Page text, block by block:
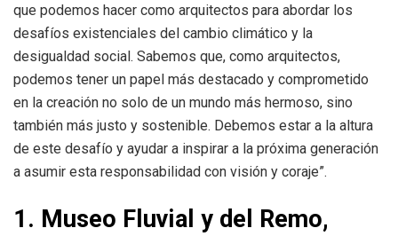
que podemos hacer como arquitectos para abordar los
desafíos existenciales del cambio climático y la
desigualdad social. Sabemos que, como arquitectos,
podemos tener un papel más destacado y comprometido
en la creación no solo de un mundo más hermoso, sino
también más justo y sostenible. Debemos estar a la altura
de este desafío y ayudar a inspirar a la próxima generación
a asumir esta responsabilidad con visión y coraje”.
1. Museo Fluvial y del Remo,